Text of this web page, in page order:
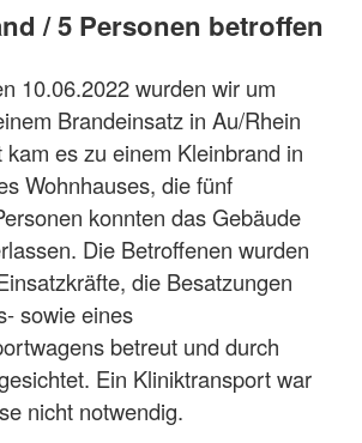
/ 5 Personen betroffen
10.06.2022 wurden wir um
Brandeinsatz in Au/Rhein
es zu einem Kleinbrand in
Wohnhauses, die fünf
konnten das Gebäude
Die Betroffenen wurden
die Besatzungen
sowie eines
betreut und durch
Ein Kliniktransport war
nicht notwendig.